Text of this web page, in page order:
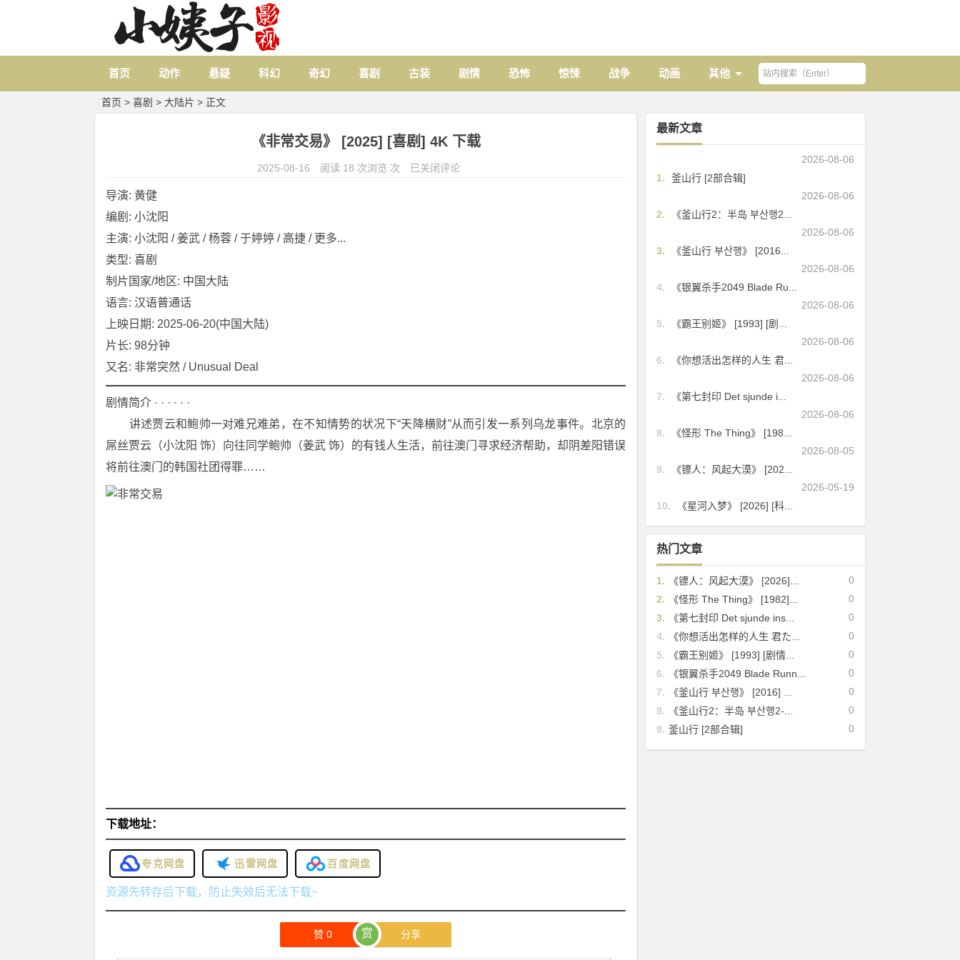
首页 动作 悬疑 科幻 奇幻 喜剧 古装 剧情 恐怖 惊悚 战争 动画 其他
首页 > 喜剧 > 大陆片 > 正文
《非常交易》 [2025] [喜剧] 4K 下载
2025-08-16 阅读 18 次浏览 次 已关闭评论
导演: 黄健
编剧: 小沈阳
主演: 小沈阳 / 姜武 / 杨蓉 / 于婷婷 / 高捷 / 更多...
类型: 喜剧
制片国家/地区: 中国大陆
语言: 汉语普通话
上映日期: 2025-06-20(中国大陆)
片长: 98分钟
又名: 非常突然 / Unusual Deal
剧情简介 · · · · · ·
讲述贾云和鲍帅一对难兄难弟，在不知情势的状况下“天降横财”从而引发一系列乌龙事件。北京的
屌丝贾云（小沈阳 饰）向往同学鲍帅（姜武 饰）的有钱人生活，前往澳门寻求经济帮助，却阴差阳错误
将前往澳门的韩国社团得罪……
下载地址：
夸克网盘 迅雷网盘 百度网盘
资源先转存后下载，防止失效后无法下载~
赞 0 赏 分享
最新文章
2026-08-06
1.
釜山行 [2部合辑]
2026-08-06
2.
《釜山行2：半岛 부산행2...
2026-08-06
3.
《釜山行 부산행》 [2016...
2026-08-06
4.
《银翼杀手2049 Blade Ru...
2026-08-06
5.
《霸王别姬》 [1993] [剧...
2026-08-06
6.
《你想活出怎样的人生 君...
2026-08-06
7.
《第七封印 Det sjunde i...
2026-08-06
8.
《怪形 The Thing》 [198...
2026-08-05
9.
《镖人：风起大漠》 [202...
2026-05-19
10.
《星河入梦》 [2026] [科...
热门文章
0
1.
《镖人：风起大漠》 [2026]...
0
2.
《怪形 The Thing》 [1982]...
0
3.
《第七封印 Det sjunde ins...
0
4.
《你想活出怎样的人生 君た...
0
5.
《霸王别姬》 [1993] [剧情...
0
6.
《银翼杀手2049 Blade Runn...
0
7.
《釜山行 부산행》 [2016] ...
0
8.
《釜山行2：半岛 부산행2-...
0
9. 釜山行 [2部合辑]